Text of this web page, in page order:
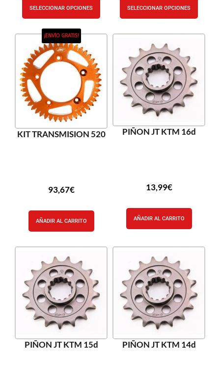
SELECCIONAR OPCIONES SELECCIONAR OPCIONES
¡ENVÍO GRATIS!
KIT TRANSMISION 520
93,67€
AÑADIR AL CARRITO
PIÑON JT KTM 16d
13,99€
AÑADIR AL CARRITO
PIÑON JT KTM 15d PIÑON JT KTM 14d